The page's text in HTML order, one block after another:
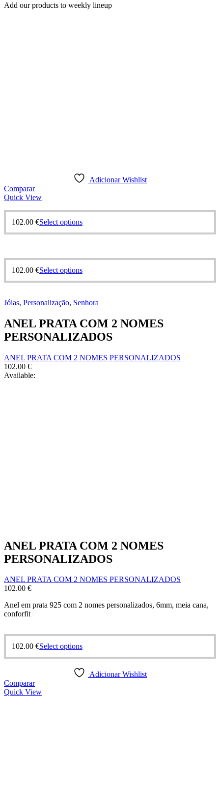
Add our products to weekly lineup
Adicionar Wishlist
Comparar
Quick View
102.00 €Select optionsThis
variants.
options
may
chosen
the
product
page
102.00 €Select optionsThis
variants.
options
may
be
on
Jóias, Personalização, Senhora
ANEL PRATA COM 2 NOMES
PERSONALIZADOS
ANEL PRATA COM 2 NOMES PERSONALIZADOS
102.00 €
Available:
ANEL PRATA COM 2 NOMES
PERSONALIZADOS
ANEL PRATA COM 2 NOMES PERSONALIZADOS
102.00 €
Anel em prata 925 com 2 nomes personalizados, 6mm, meia cana,
conforfit
102.00 €Select optionsThis
product
multiple
Adicionar Wishlist
Comparar
Quick View